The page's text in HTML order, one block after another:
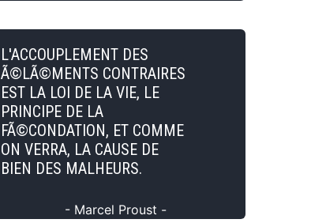
L'ACCOUPLEMENT DES
Ã©LÃ©MENTS CONTRAIRES
EST LA LOI DE LA VIE, LE
PRINCIPE DE LA
FÃ©CONDATION, ET COMME
ON VERRA, LA CAUSE DE
BIEN DES MALHEURS.
- Marcel Proust -